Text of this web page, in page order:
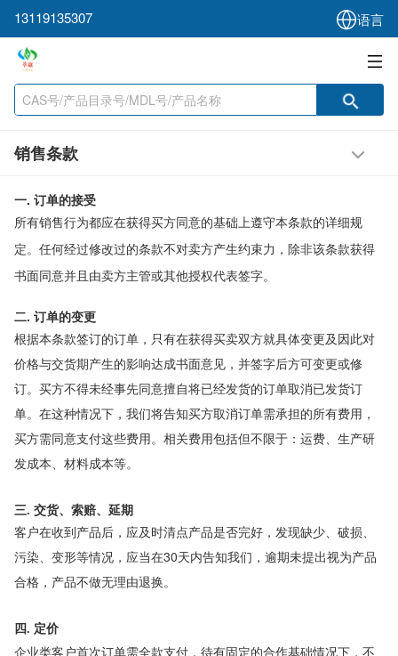
13119135307 语言
销售条款
一. 订单的接受
所有销售行为都应在获得买方同意的基础上遵守本条款的详细规
定。任何经过修改过的条款不对卖方产生约束力，除非该条款获得
书面同意并且由卖方主管或其他授权代表签字。
二. 订单的变更
根据本条款签订的订单，只有在获得买卖双方就具体变更及因此对
价格与交货期产生的影响达成书面意见，并签字后方可变更或修
订。买方不得未经事先同意擅自将已经发货的订单取消已发货订
单。在这种情况下，我们将告知买方取消订单需承担的所有费用，
买方需同意支付这些费用。相关费用包括但不限于：运费、生产研
发成本、材料成本等。
三. 交货、索赔、延期
客户在收到产品后，应及时清点产品是否完好，发现缺少、破损、
污染、变形等情况，应当在30天内告知我们，逾期未提出视为产品
合格，产品不做无理由退换。
四. 定价
企业类客户首次订单需全款支付，待有固定的合作基础情况下，不